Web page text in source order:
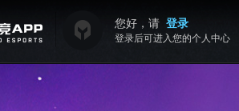
您好，请 登录
登录后可进入您的个人中心